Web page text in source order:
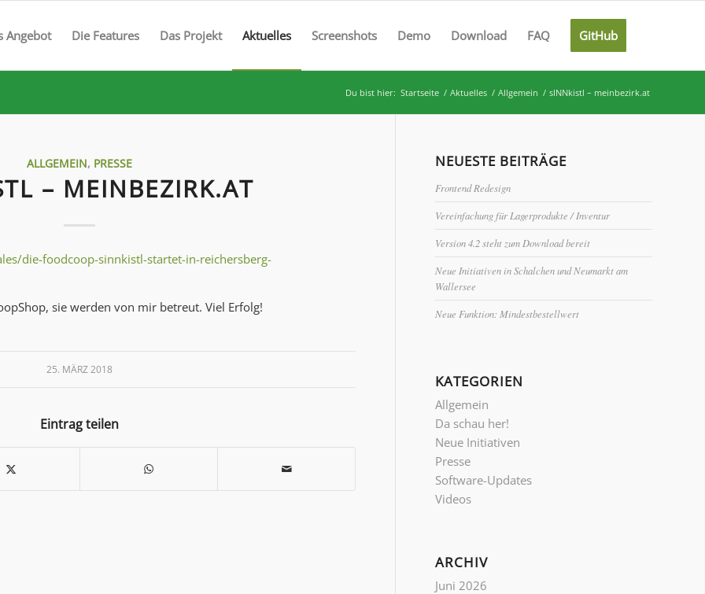
Angebot Die Features Das Projekt Aktuelles Screenshots Demo Download FAQ GitHub
Du bist hier: Startseite / Aktuelles / Allgemein / sINNkistl – meinbezirk.at
ALLGEMEIN, PRESSE
– MEINBEZIRK.AT
die-foodcoop-sinnkistl-startet-in-reichersberg-
sie werden von mir betreut. Viel Erfolg!
25. MÄRZ 2018
Eintrag teilen
NEUESTE BEITRÄGE
Frontend Redesign
Vereinfachung für Lagerprodukte / Inventur
Version 4.2 steht zum Download bereit
Neue Initiativen in Schalchen und Neumarkt am
Wallersee
Neue Funktion: Mindestbestellwert
KATEGORIEN
Allgemein
Da schau her!
Neue Initiativen
Presse
Software-Updates
Videos
ARCHIV
Juni 2026